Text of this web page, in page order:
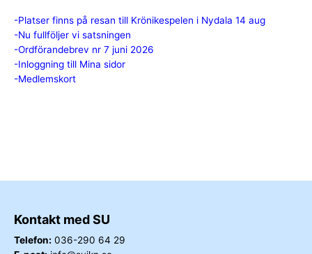
-Platser finns på resan till Krönikespelen i Nydala 14 aug
-Nu fullföljer vi satsningen
-Ordförandebrev nr 7 juni 2026
-Inloggning till Mina sidor
-Medlemskort
Kontakt med SU
Telefon: 036-290 64 29